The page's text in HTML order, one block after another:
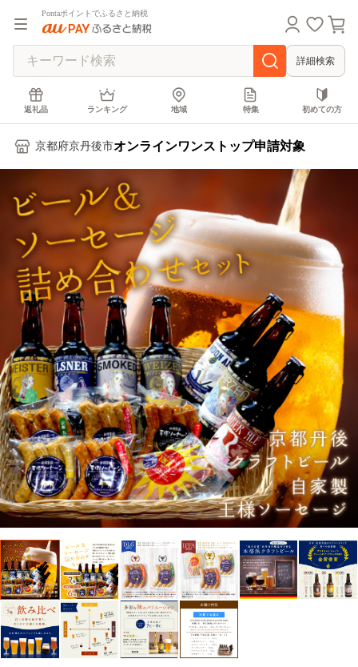
Pontaポイントでふるさと納税
詳細検索
返礼品 ランキング 地域 特集 初めての方
京都府京丹後市オンラインワンストップ申請対象